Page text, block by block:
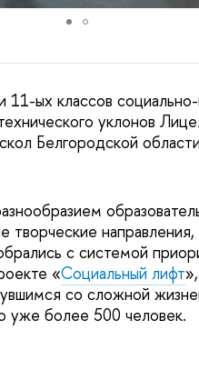
11-ых классов
уклонов
Белгородской
творческие
с системой
«Социальный лифт
со сложной
уже более 500 человек.